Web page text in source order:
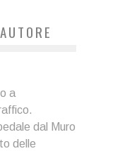
a
dal Muro
delle